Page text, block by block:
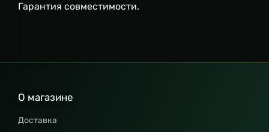
Гарантия совместимости.
О магазине
Доставка